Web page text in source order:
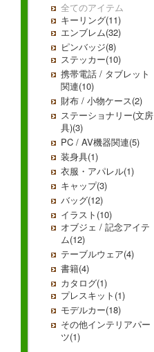
全てのアイテム
キーリング(11)
エンブレム(32)
ピンバッジ(8)
ステッカー(10)
携帯電話 / タブレット
関連(10)
財布 / 小物ケース(2)
ステーショナリー(文房
具)(3)
PC / AV機器関連(5)
装身具(1)
衣服・アパレル(1)
キャップ(3)
バッグ(12)
イラスト(10)
オブジェ / 記念アイテ
ム(12)
テーブルウェア(4)
書籍(4)
カタログ(1)
プレスキット(1)
モデルカー(18)
その他インテリアパー
ツ(1)